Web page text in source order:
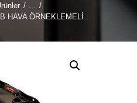
...
HAVA ÖRNEKLEMELİ...